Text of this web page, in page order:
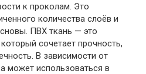
к проколам. Это
количества слоёв и
ПВХ ткань — это
сочетает прочность,
В зависимости от
может использоваться в